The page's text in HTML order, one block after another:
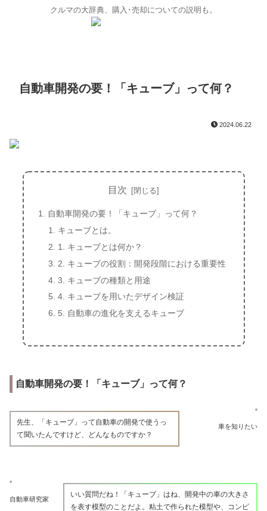
クルマの大辞典、購入･売却についての説明も。
自動車開発の要！「キューブ」って何？
2024.06.22
目次
自動車開発の要！「キューブ」って何？
キューブとは。
1. キューブとは何か？
2. キューブの役割：開発段階における重要性
3. キューブの種類と用途
4. キューブを用いたデザイン検証
5. 自動車の進化を支えるキューブ
自動車開発の要！「キューブ」って何？
車を知りたい
先生、「キューブ」って自動車の開発で使うっ
て聞いたんですけど、どんなものですか？
自動車研究家
いい質問だね！「キューブ」はね、開発中の車の大きさ
を表す模型のことだよ。粘土で作られた模型や、コンピ